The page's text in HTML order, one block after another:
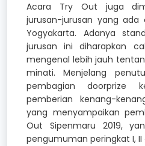
Acara Try Out juga
jurusan-jurusan yang ada
Yogyakarta. Adanya
jurusan ini diharapkan
mengenal lebih jauh
minati. Menjelang
pembagian doorprize
pemberian kenang-
yang menyampaikan
Out Sipenmaru 2019,
pengumuman peringkat I, II